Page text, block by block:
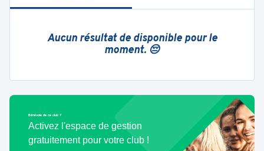
Aucun résultat de disponible pour le
moment. 😔
Bénévole de ce club ?
Activez l'espace de gestion
gratuitement pour votre club !